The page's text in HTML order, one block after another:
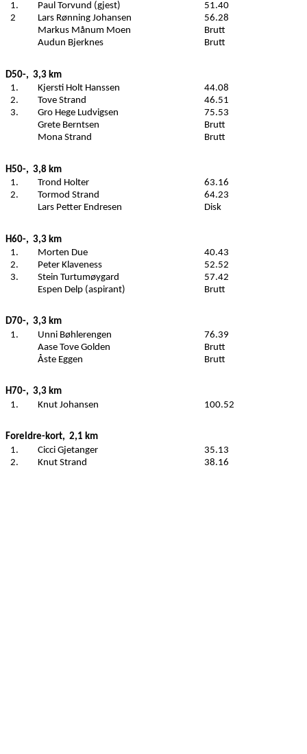
1.
Paul Torvund (gjest)
51.40
2
Lars Rønning Johansen
56.28
Markus Månum Moen
Brutt
Audun Bjerknes
Brutt
D50-, 3,3 km
1.
Kjersti Holt Hanssen
44.08
2.
Tove Strand
46.51
3.
Gro Hege Ludvigsen
75.53
Grete Berntsen
Brutt
Mona Strand
Brutt
H50-, 3,8 km
1.
Trond Holter
63.16
2.
Tormod Strand
64.23
Lars Petter Endresen
Disk
H60-, 3,3 km
1.
Morten Due
40.43
2.
Peter Klaveness
52.52
3.
Stein Turtumøygard
57.42
Espen Delp (aspirant)
Brutt
D70-, 3,3 km
1.
Unni Bøhlerengen
76.39
Aase Tove Golden
Brutt
Åste Eggen
Brutt
H70-, 3,3 km
1.
Knut Johansen 100.52
Foreldre-kort, 2,1 km
1.
Cicci Gjetanger
35.13
2.
Knut Strand 38.16